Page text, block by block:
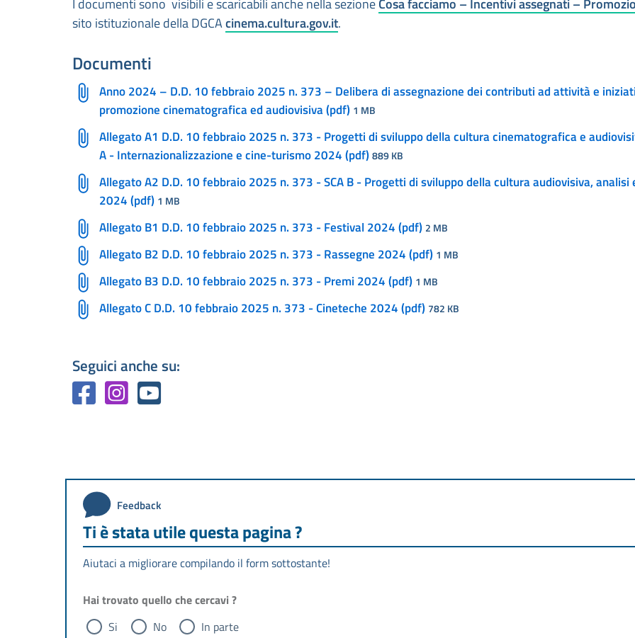
sito istituzionale della DGCAcinema.cultura.gov.it.
​Documenti
Anno 2024 – D.D. 10 febbraio 2025 n. 373 – Delibera di assegnazione dei contributi ad attività e
promozione cinematografica ed audiovisiva (pdf) 1 MB
Allegato A1 D.D. 10 febbraio 2025 n. 373 - Progetti di sviluppo della cultura cinematografica e
A - Internazionalizzazione e cine-turismo 2024 (pdf)889 KB
Allegato A2 D.D. 10 febbraio 2025 n. 373 - SCA B - Progetti di sviluppo della cultura audiovisiva, analisi
2024 (pdf) 1 MB
Allegato B1 D.D. 10 febbraio 2025 n. 373 - Festival 2024 (pdf) 2 MB
Allegato B2 D.D. 10 febbraio 2025 n. 373 - Rassegne 2024 (pdf) 1 MB
Allegato B3 D.D. 10 febbraio 2025 n. 373 - Premi 2024 (pdf) 1 MB
Allegato C D.D. 10 febbraio 2025 n. 373 - Cineteche 2024 (pdf) 782 KB
Seguici anche su:
Feedback
Ti è stata utile questa pagina ?
Aiutaci a migliorare compilando il form sottostante!
Hai trovato quello che cercavi ?
Si
No In parte